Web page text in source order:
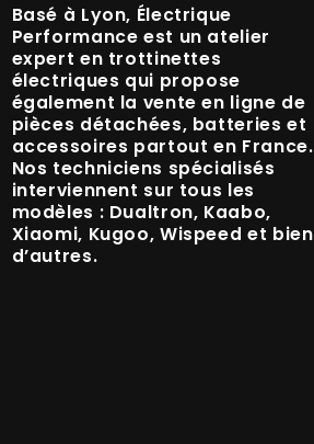
Basé à Lyon, Électrique
Performance est un atelier
expert en trottinettes
électriques qui propose
également la vente en ligne de
pièces détachées, batteries et
accessoires partout en France.
Nos techniciens spécialisés
interviennent sur tous les
modèles : Dualtron, Kaabo,
Xiaomi, Kugoo, Wispeed et bien
d’autres.